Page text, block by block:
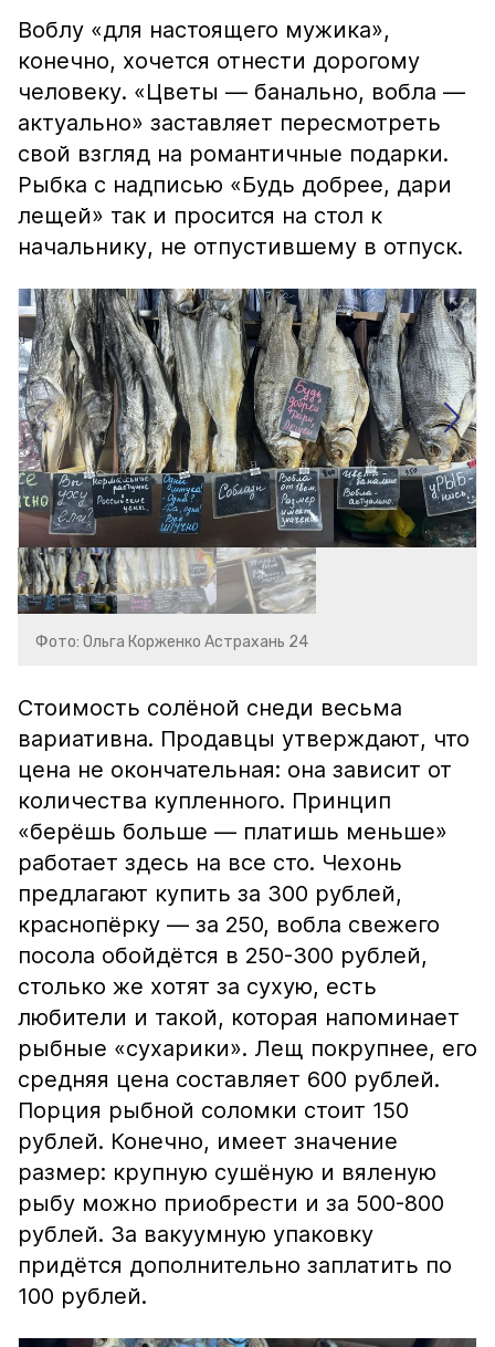
Воблу «для настоящего мужика»,
конечно, хочется отнести дорогому
человеку. «Цветы — банально, вобла —
актуально» заставляет пересмотреть
свой взгляд на романтичные подарки.
Рыбка с надписью «Будь добрее, дари
лещей» так и просится на стол к
начальнику, не отпустившему в отпуск.
Фото: Ольга Корженко Астрахань 24
Стоимость солёной снеди весьма
вариативна. Продавцы утверждают, что
цена не окончательная: она зависит от
количества купленного. Принцип
«берёшь больше — платишь меньше»
работает здесь на все сто. Чехонь
предлагают купить за 300 рублей,
краснопёрку — за 250, вобла свежего
посола обойдётся в 250-300 рублей,
столько же хотят за сухую, есть
любители и такой, которая напоминает
рыбные «сухарики». Лещ покрупнее, его
средняя цена составляет 600 рублей.
Порция рыбной соломки стоит 150
рублей. Конечно, имеет значение
размер: крупную сушёную и вяленую
рыбу можно приобрести и за 500-800
рублей. За вакуумную упаковку
придётся дополнительно заплатить по
100 рублей.